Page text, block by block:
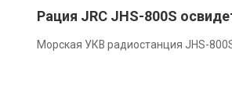
Рация JRC JHS-800S
Морская УКВ радиостанция JHS-